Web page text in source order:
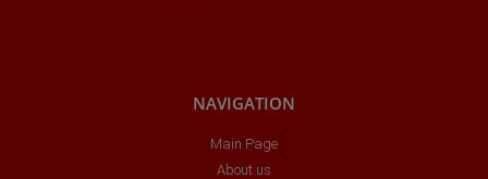
NAVIGATION
Main Page
About us